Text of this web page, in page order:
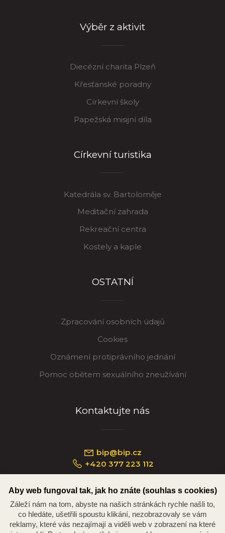
Výběr z aktivit
Diecézní charita Plzeň
Křesťanské poradny
Církevní školy
Papežská misijní díla
Církevní turistika
Katedrála sv. Bartoloměje
Meditační zahrada
Rekreační centra
Kostely a kaple
OSTATNÍ
Zpracování osobních údajů
Cookies
Oznámení protiprávního jednání
Pomoc obětem sexuálního zneužívání
Kontaktujte nás
bip@bip.cz
+420 377 223 112
Náměstí Republiky 234/35, 301 00 Plzeň
Aby web fungoval tak, jak ho znáte (souhlas s cookies)
Záleží nám na tom, abyste na našich stránkách rychle našli to,
co hledáte, ušetřili spoustu klikání, nezobrazovaly se vám
reklamy, které vás nezajímají a viděli web v zobrazení na které